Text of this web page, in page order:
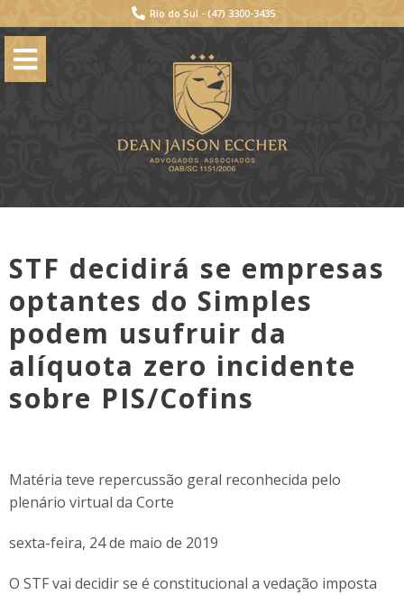
Rio do Sul - (47) 3300-3435
STF decidirá se empresas
optantes do Simples
podem usufruir da
alíquota zero incidente
sobre PIS/Cofins
Matéria teve repercussão geral reconhecida pelo
plenário virtual da Corte
sexta-feira, 24 de maio de 2019
O STF vai decidir se é constitucional a vedação imposta